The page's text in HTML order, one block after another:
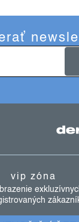
vip zóna